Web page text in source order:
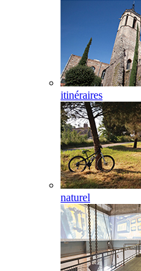
itinéraires
naturel